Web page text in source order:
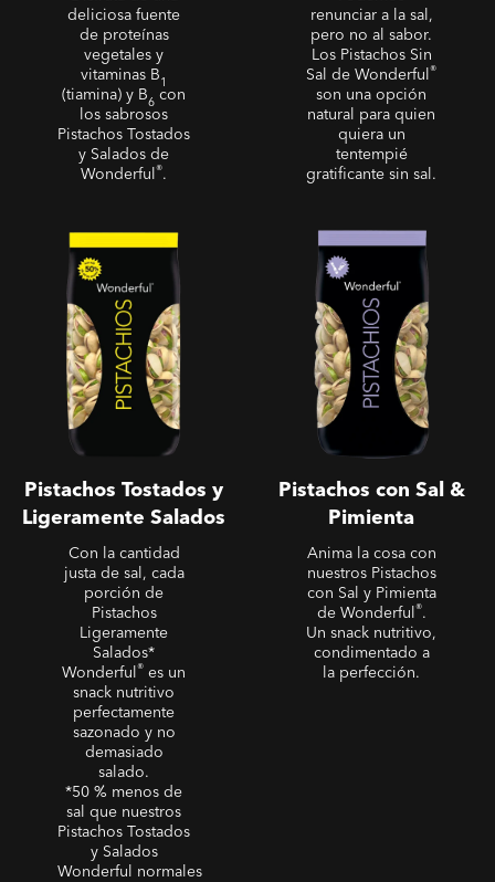
deliciosa fuente
de proteínas
vegetales y
vitaminas B1
(tiamina) y B6 con
los sabrosos
Pistachos Tostados
y Salados de
Wonderful®.
renunciar a la sal,
pero no al sabor.
Los Pistachos Sin
Sal de Wonderful®
son una opción
natural para quien
quiera un
tentempié
gratificante sin sal.
Ligeramente Salados
Pistachos Tostados y
Ligeramente Salados
Con la cantidad
justa de sal, cada
porción de
Pistachos
Ligeramente
Salados*
Wonderful® es un
snack nutritivo
perfectamente
sazonado y no
demasiado
salado.
*50 % menos de
sal que nuestros
Pistachos Tostados
y Salados
Wonderful normales
Pimienta
Pistachos con Sal &
Pimienta
Anima la cosa con
nuestros Pistachos
con Sal y Pimienta
de Wonderful®.
Un snack nutritivo,
condimentado a
la perfección.